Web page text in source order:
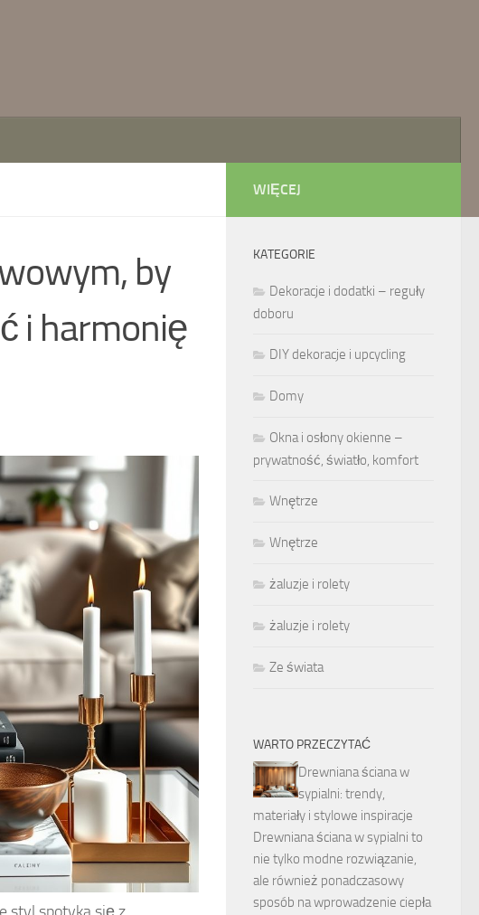
by
i harmonię
WIĘCEJ
KATEGORIE
Dekoracje i dodatki – reguły
doboru
DIY dekoracje i upcycling
Domy
Okna i osłony okienne –
prywatność, światło, komfort
Wnętrze
Wnętrze
żaluzje i rolety
żaluzje i rolety
Ze świata
WARTO PRZECZYTAĆ
Drewniana ściana w
sypialni: trendy,
materiały i stylowe inspiracje
Drewniana ściana w sypialni to
nie tylko modne rozwiązanie,
ale również ponadczasowy
sposób na wprowadzenie ciepła